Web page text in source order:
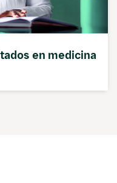
en medicina